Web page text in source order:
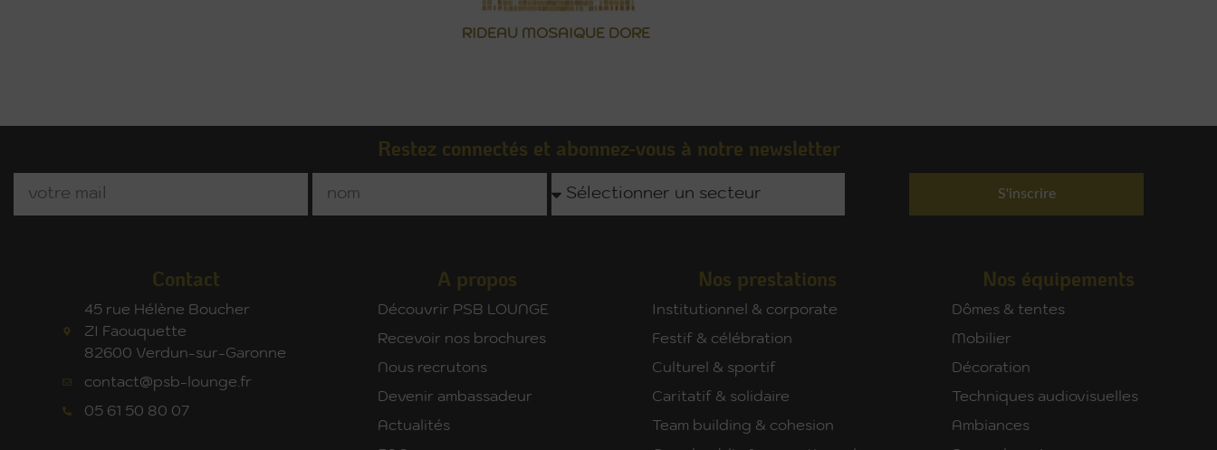
RIDEAU MOSAIQUE DORE
Restez connectés et abonnez-vous à notre newsletter
S'inscrire
Contact
45 rue Hélène Boucher
ZI Faouquette
82600 Verdun-sur-Garonne
contact@psb-lounge.fr
05 61 50 80 07
A propos
Découvrir PSB LOUNGE
Recevoir nos brochures
Nous recrutons
Devenir ambassadeur
Actualités
Nos prestations
Institutionnel & corporate
Festif & célébration
Culturel & sportif
Caritatif & solidaire
Team building & cohesion
Nos équipements
Dômes & tentes
Mobilier
Décoration
Techniques audiovisuelles
Ambiances